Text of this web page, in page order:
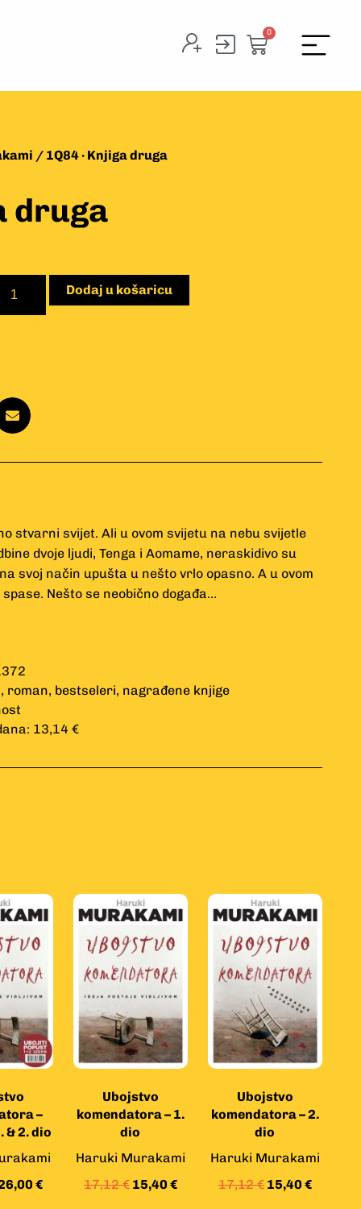
0
/ 1Q84 · Knjiga druga
druga
Dodaj u košaricu
stvarni svijet. Ali u ovom svijetu na nebu svijetle
dvoje ljudi, Tenga i Aomame, neraskidivo su
svoj način upušta u nešto vrlo opasno. A u ovom
Nešto se neobično događa…
, roman, bestseleri, nagrađene knjige
13,14 €
–
& 2. dio
€
Ubojstvo
komendatora – 1.
dio
Haruki Murakami
17,12€ 15,40 €
Ubojstvo
komendatora – 2.
dio
Haruki Murakami
17,12€ 15,40 €